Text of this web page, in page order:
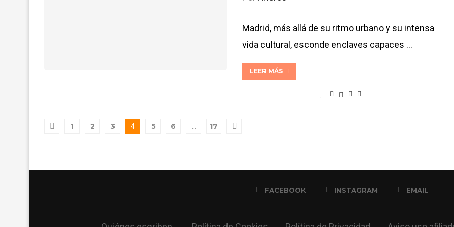
Madrid, más allá de su ritmo urbano y su intensa
vida cultural, esconde enclaves capaces …
LEER MÁS
1 2 3 4 5 6 17
FACEBOOK INSTAGRAM EMAIL